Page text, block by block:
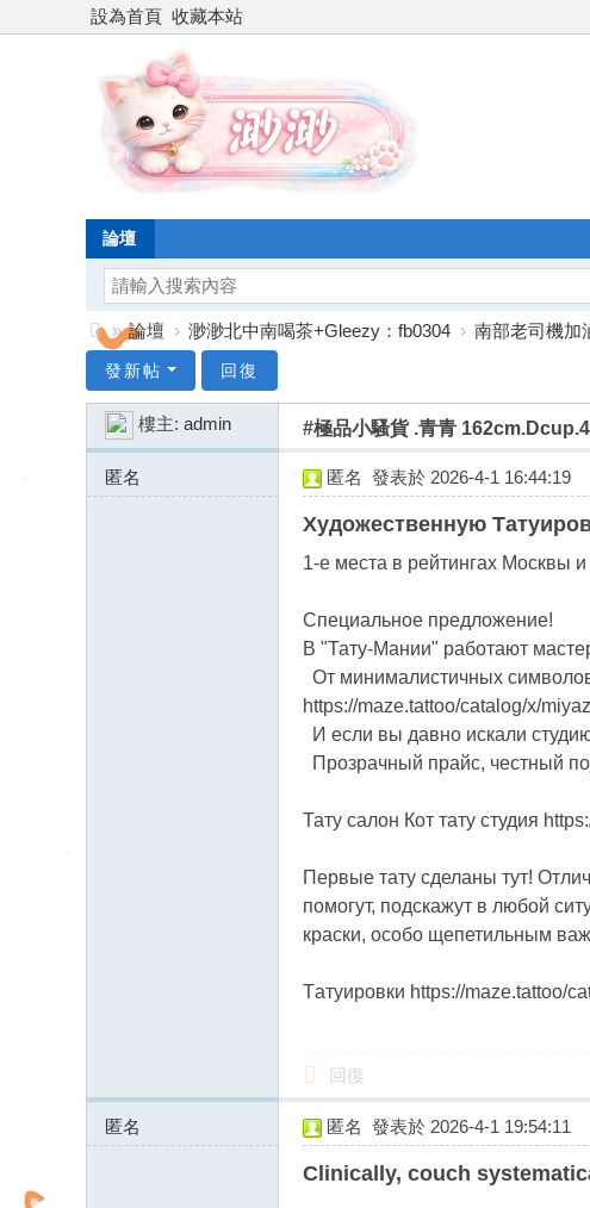
設為首頁 收藏本站
論壇
灣
外
» 論壇 › 渺渺北中南喝茶+Gleezy：fb0304 › 南部老司機加
發新帖 回復
樓主: admin #極品小騷貨 .青青
匿名
195.2.78.x:10015
匿名 發表於 2026-4-1 16:44:19
Художественную
1-е места в рейтингах Москвы
Специальное предложение!
В "Тату-Мании" работают
От минималистичных
https://maze.tattoo/catalog/x/
И если вы давно искали
Прозрачный прайс, честный
Тату салон Кот тату студия
Первые тату сделаны тут!
помогут, подскажут в любой
краски, особо щепетильным
Тaтуировки https://maze.tattoo/
回復
匿名
54.39.18.x:13755
匿名 發表於 2026-4-1 19:54:11
Clinically, couch